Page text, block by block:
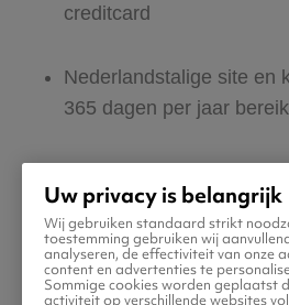
creditcard
Nederlandstalige site en
365 dagen per jaar
Boek ook direct een
in Dusseldorf
Uw privacy is belangrijk
Wij gebruiken standaard strikt
toestemming gebruiken wij
analyseren, de effectiviteit van onze
content en advertenties te
Sommige cookies worden geplaatst
activiteit op verschillende websites